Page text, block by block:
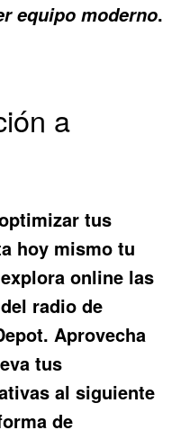
equipo moderno.
a
tus
hoy mismo tu
online las
radio de
. Aprovecha
tus
al siguiente
de